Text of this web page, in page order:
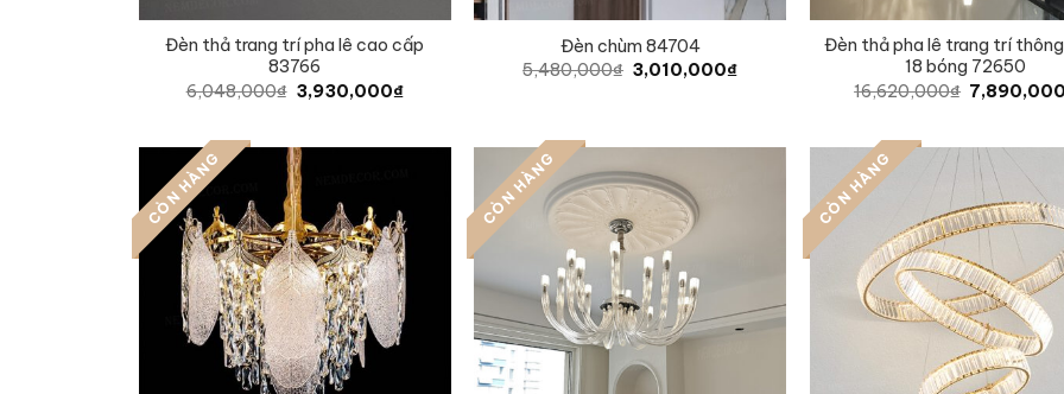
Đèn thả trang trí pha lê cao cấp
83766
6,048,000₫ Original
price
3,930,000₫Current
Đèn chùm 84704
5,480,000₫ Original
3,010,000₫Current
Đèn thả pha lê trang trí
18 bóng 72650
16,620,000₫ Original
price
CÒN HÀNG CÒN HÀNG CÒN HÀNG